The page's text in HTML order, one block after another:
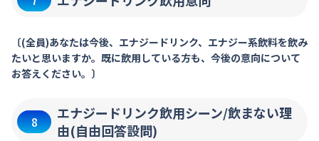
〔(全員)あなたは今後、エナジードリンク、エナジー系飲料を飲み
たいと思いますか。既に飲用している方も、今後の意向について
お答えください。〕
8
エナジードリンク飲用シーン/飲まない理
由(自由回答設問)